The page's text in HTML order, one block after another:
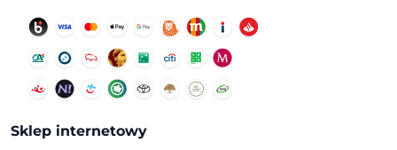
Sklep internetowy